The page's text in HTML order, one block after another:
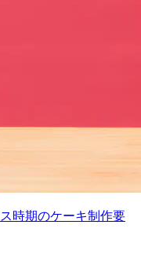
時期のケーキ制作要